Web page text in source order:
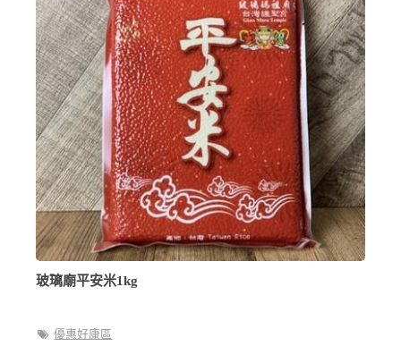
玻璃廟平安米1kg
優惠好康區